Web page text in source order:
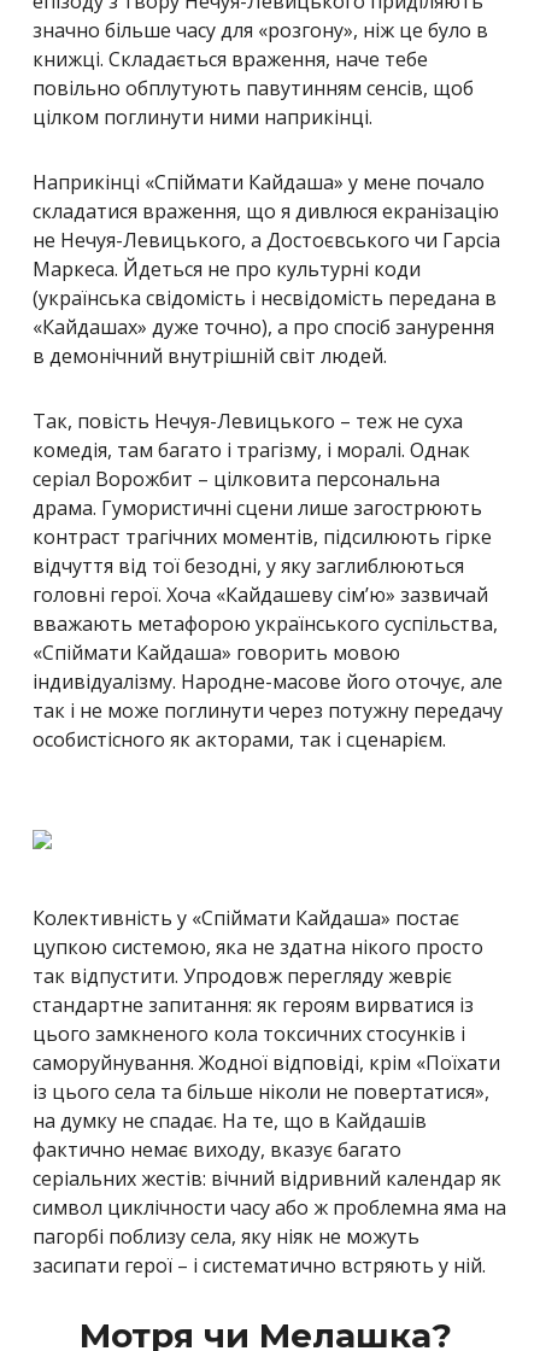
значно більше часу для «розгону», ніж це було в
книжці. Складається враження, наче тебе
повільно обплутують павутинням сенсів, щоб
цілком поглинути ними наприкінці.
Наприкінці «Спіймати Кайдаша» у мене почало
складатися враження, що я дивлюся екранізацію
не Нечуя-Левицького, а Достоєвського чи Гарсіа
Маркеса. Йдеться не про культурні коди
(українська свідомість і несвідомість передана в
«Кайдашах» дуже точно), а про спосіб занурення
в демонічний внутрішній світ людей.
Так, повість Нечуя-Левицького – теж не суха
комедія, там багато і трагізму, і моралі. Однак
серіал Ворожбит – цілковита персональна
драма. Гумористичні сцени лише загострюють
контраст трагічних моментів, підсилюють гірке
відчуття від тої безодні, у яку заглиблюються
головні герої. Хоча «Кайдашеву сім’ю» зазвичай
вважають метафорою українського суспільства,
«Спіймати Кайдаша» говорить мовою
індивідуалізму. Народне-масове його оточує, але
так і не може поглинути через потужну передачу
особистісного як акторами, так і сценарієм.
Колективність у «Спіймати Кайдаша» постає
цупкою системою, яка не здатна нікого просто
так відпустити. Упродовж перегляду жевріє
стандартне запитання: як героям вирватися із
цього замкненого кола токсичних стосунків і
саморуйнування. Жодної відповіді, крім «Поїхати
із цього села та більше ніколи не повертатися»,
на думку не спадає. На те, що в Кайдашів
фактично немає виходу, вказує багато
серіальних жестів: вічний відривний календар як
символ циклічности часу або ж проблемна яма на
пагорбі поблизу села, яку ніяк не можуть
засипати герої – і систематично встряють у ній.
Мотря чи Мелашка?